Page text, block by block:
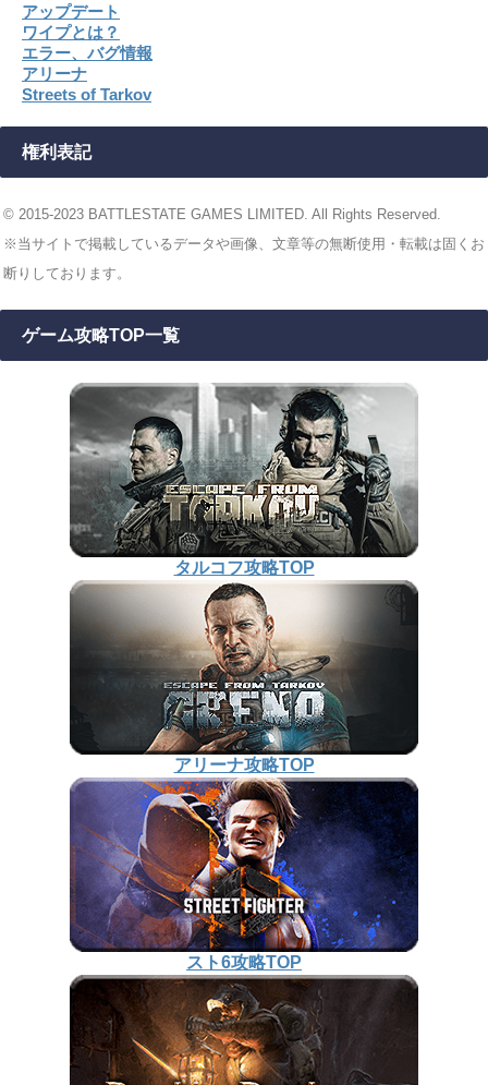
アップデート
ワイプとは？
エラー、バグ情報
アリーナ
Streets of Tarkov
権利表記
© 2015-2023 BATTLESTATE GAMES LIMITED. All Rights Reserved.
※当サイトで掲載しているデータや画像、文章等の無断使用・転載は固くお
断りしております。
ゲーム攻略TOP一覧
タルコフ攻略TOP
アリーナ攻略TOP
スト6攻略TOP